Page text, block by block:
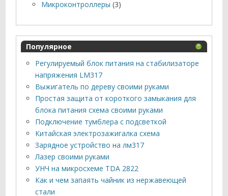
Микроконтроллеры (3)
Популярное
Регулируемый блок питания на стабилизаторе
напряжения LM317
Выжигатель по дереву своими руками
Простая защита от короткого замыкания для
блока питания схема своими руками
Подключение тумблера с подсветкой
Китайская электрозажигалка схема
Зарядное устройство на лм317
Лазер своими руками
УНЧ на микросхеме TDA 2822
Как и чем запаять чайник из нержавеющей
стали